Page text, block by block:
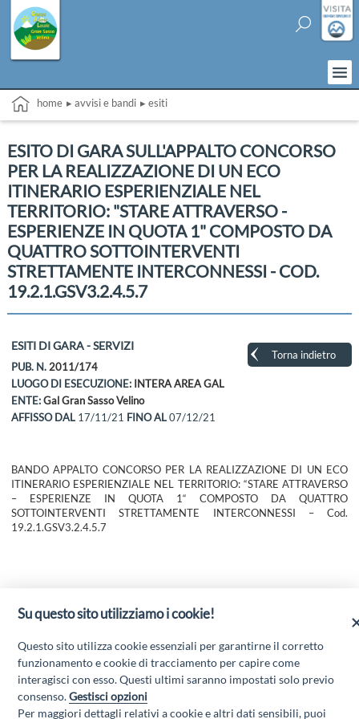
home ▸ avvisi e bandi ▸ esiti
ESITO DI GARA SULL'APPALTO CONCORSO
PER LA REALIZZAZIONE DI UN ECO
ITINERARIO ESPERIENZIALE NEL
TERRITORIO: "STARE ATTRAVERSO -
ESPERIENZE IN QUOTA 1" COMPOSTO DA
QUATTRO SOTTOINTERVENTI
STRETTAMENTE INTERCONNESSI - COD.
19.2.1.GSV3.2.4.5.7
Torna indietro
ESITI DI GARA - SERVIZI
PUB. N. 2011/174
LUOGO DI ESECUZIONE: INTERA AREA GAL
ENTE:Gal Gran Sasso Velino
AFFISSO DAL 17/11/21 FINO AL07/12/21
BANDO APPALTO CONCORSO PER LA REALIZZAZIONE DI UN ECO
ITINERARIO ESPERIENZIALE NEL TERRITORIO: “STARE ATTRAVERSO
– ESPERIENZE IN QUOTA 1“ COMPOSTO DA QUATTRO
SOTTOINTERVENTI STRETTAMENTE INTERCONNESSI – Cod.
19.2.1.GSV3.2.4.5.7
ESITO DI GARA - Scarica l'allegato
Scarica l'allegato
Su questo sito utilizziamo i cookie!
Questo sito utilizza cookie essenziali per garantirne il corretto
funzionamento e cookie di tracciamento per capire come
interagisci con esso. Questi ultimi saranno impostati solo previo
consenso.Gestisci opzioni
Per maggiori dettagli relativi a cookie e altri dati sensibili, puoi